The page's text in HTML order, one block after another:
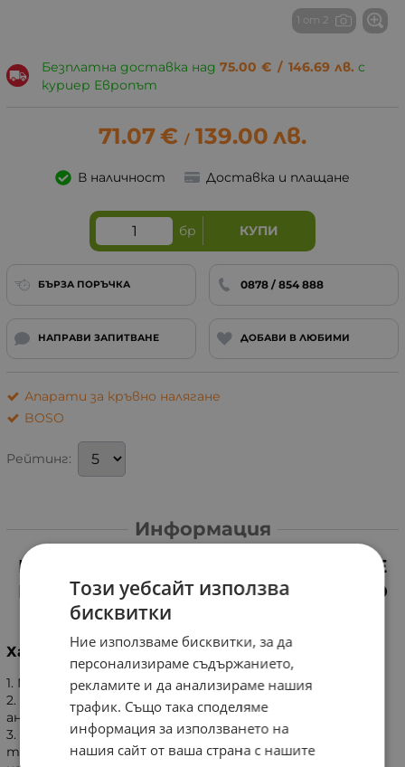
1 от 2
Безплатна доставка над 75.00 € / 146.69 лв. с
куриер Европът
71.07€ / 139.00 лв.
В наличност Доставка и плащане
бр КУПИ
БЪРЗА ПОРЪЧКА 0878 / 854 888
НАПРАВИ ЗАПИТВАНЕ ДОБАВИ В ЛЮБИМИ
Апарати за кръвно налягане
BOSO
Рейтинг:
Информация
МЕХАНИЧЕН АПАРАТ ЗА ИЗМЕРВАНЕ
НА КРЪВНО НАЛЯГАНЕ МОДЕЛ BOSO
ROID I 60
Характеристики
1. Механичен апарат за кръвно налягане.
2. Защитен от удари и пренапомпване манометър с
антикорозионна защита.
3. Фиксираната странична връзка към маншет с една
тръба улеснява работата, в случаите когато се
Този уебсайт използва
бисквитки
Ние използваме бисквитки, за да
персонализираме съдържанието,
рекламите и да анализираме нашия
трафик. Също така споделяме
информация за използването на
нашия сайт от ваша страна с нашите